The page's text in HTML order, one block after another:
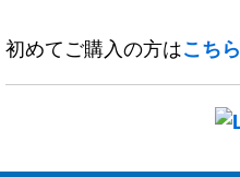
初めてご購入の方はこちら